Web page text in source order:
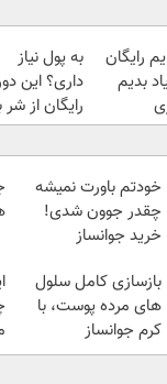
رایگان
بدیم
باور
امتحانش
به پول نیاز
داری؟ این
رایگان از
پولی خلاصت
میکنه
خودتم باورت نمیشه
چقدر جوون شدی!
خرید جوانساز
ویژه
بازسازی کامل سلول
های مرده پوست، با
کرم جوانساز
جلبک(50% تخفیف)